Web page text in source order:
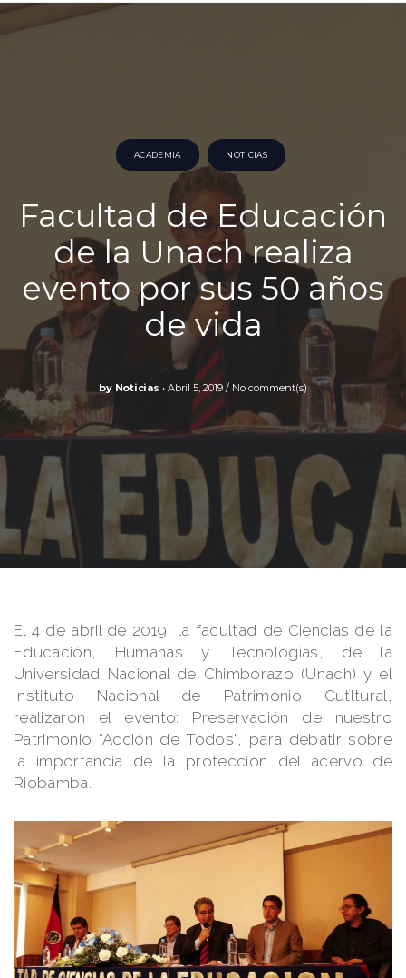
ACADEMIA NOTICIAS
Facultad de Educación
de la Unach realiza
evento por sus 50 años
de vida
by Noticias Abril 5, 2019 No comment(s)
El 4 de abril de 2019, la facultad de Ciencias de la
Educación, Humanas y Tecnologías, de la
Universidad Nacional de Chimborazo (Unach) y el
Instituto Nacional de Patrimonio Cutltural,
realizaron el evento: Preservación de nuestro
Patrimonio “Acción de Todos”, para debatir sobre
la importancia de la protección del acervo de
Riobamba.